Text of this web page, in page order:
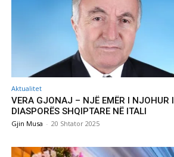
Aktualitet
VERA GJONAJ – NJË EMËR I NJOHUR I
DIASPORËS SHQIPTARE NË ITALI
Gjin Musa - 20 Shtator 2025